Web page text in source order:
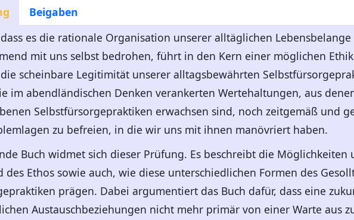
Beigaben
es die rationale Organisation unserer alltäglichen
mit uns selbst bedrohen, führt in den Kern einer möglichen
scheinbare Legitimität unserer alltagsbewährten
im abendländischen Denken verankerten Wertehaltungen, aus
Selbstfürsorgepraktiken erwachsen sind, noch zeitgemäß und
zu befreien, in die wir uns mit ihnen manövriert haben.
Buch widmet sich dieser Prüfung. Es beschreibt die Möglichkeiten
des Ethos sowie auch, wie diese unterschiedlichen Formen des
prägen. Dabei argumentiert das Buch dafür, dass eine
Austauschbeziehungen nicht mehr primär von einer Warte aus